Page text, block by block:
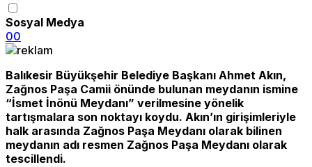
Sosyal Medya
00
Balıkesir Büyükşehir Belediye Başkanı Ahmet Akın,
Zağnos Paşa Camii önünde bulunan meydanın ismine
“İsmet İnönü Meydanı” verilmesine yönelik
tartışmalara son noktayı koydu. Akın’ın girişimleriyle
halk arasında Zağnos Paşa Meydanı olarak bilinen
meydanın adı resmen Zağnos Paşa Meydanı olarak
tescillendi.